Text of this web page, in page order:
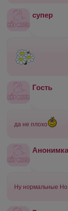
супер
Гость
да не плохо
Ну нормальные